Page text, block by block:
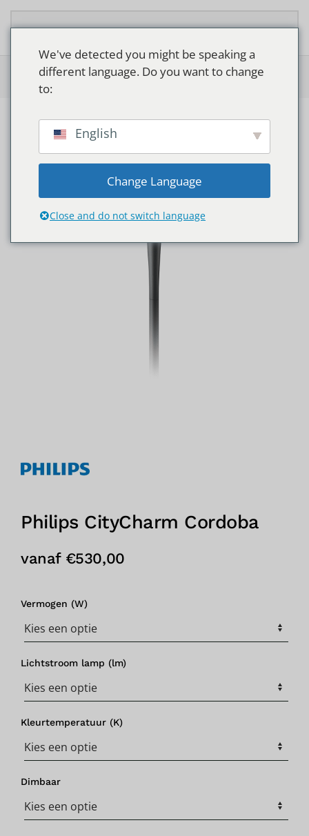
>Shop>Philips CityCharm Cordoba
Philips CityCharm Cordoba
vanaf €530,00
Vermogen (W)
Lichtstroom lamp (lm)
Kleurtemperatuur (K)
Dimbaar
We've detected you might be speaking a
different language. Do you want to change
to:
English
Change Language
Close and do not switch language